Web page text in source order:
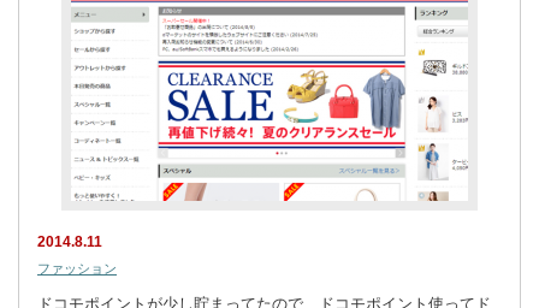
2014.8.11
ファッション
ドコモポイントが少し貯まってたので、ドコモポイント使ってド